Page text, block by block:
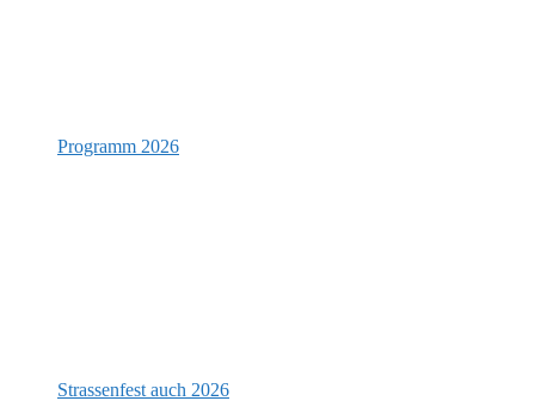
Programm 2026
Strassenfest auch 2026